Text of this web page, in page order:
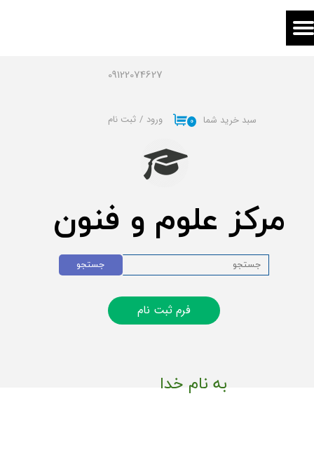
09122074627
مرکز علوم و فنون
۰ سبد خرید شما ورود / ثبت نام
حساب کاربری من
خروج از حساب کاربری
فرم ثبت نام
جستجو
به نام خدا